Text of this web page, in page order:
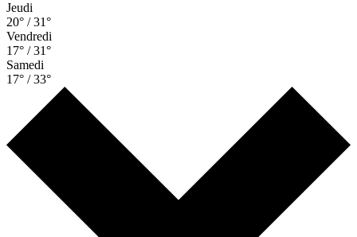
Jeudi
20° / 31°
Vendredi
17° / 31°
Samedi
17° / 33°